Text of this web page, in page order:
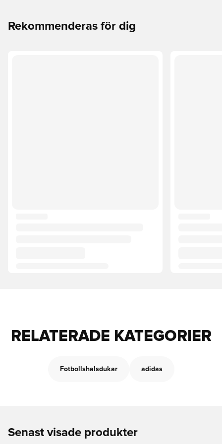
Rekommenderas för dig
RELATERADE KATEGORIER
Fotbollshalsdukar adidas
Senast visade produkter